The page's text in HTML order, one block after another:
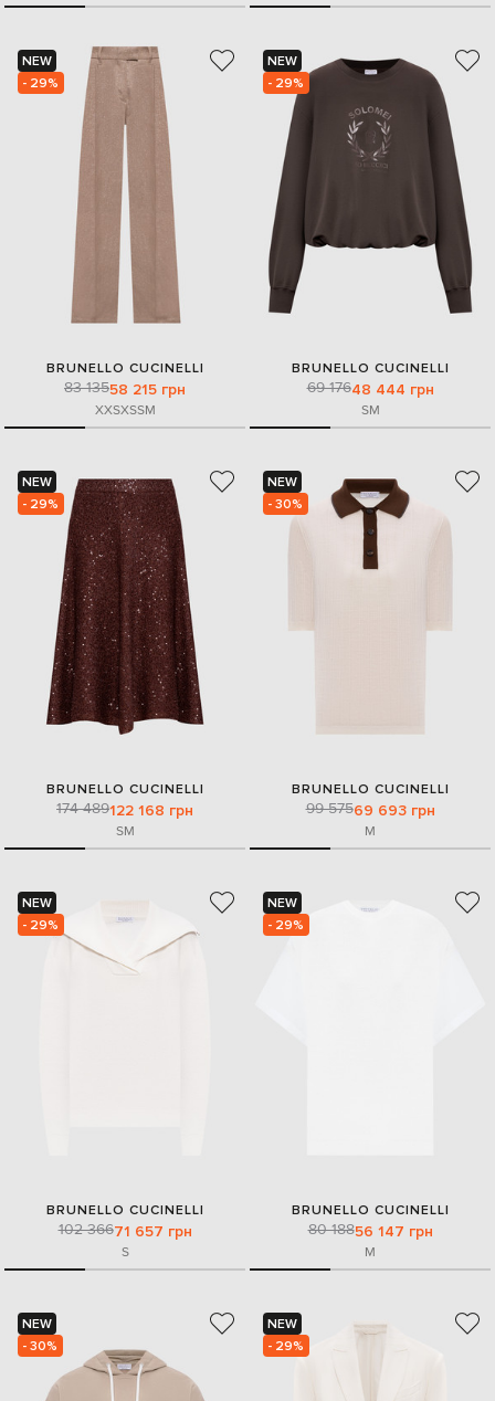
NEW
- 29%
BRUNELLO CUCINELLI
83 13558 215 грн
XXSXSSM
NEW
- 29%
BRUNELLO CUCINELLI
69 17648 444 грн
SM
NEW
- 29%
BRUNELLO CUCINELLI
174 489122 168 грн
SM
NEW
- 30%
BRUNELLO CUCINELLI
99 57569 693 грн
M
NEW
- 29%
BRUNELLO CUCINELLI
102 36671 657 грн
S
NEW
- 29%
BRUNELLO CUCINELLI
80 18856 147 грн
M
NEW
- 30%
NEW
- 29%